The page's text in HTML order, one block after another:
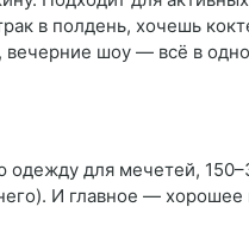
в полдень, хочешь
шоу — всё в
для мечетей,
И главное — хорошее